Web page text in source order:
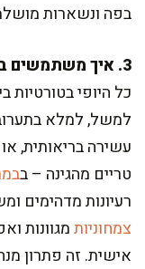
בפה ונשארות
3. איך משתמשים בטורטיה כמנה עיקרית לאירוח?
כל היופי
למשל, למלא
עשירה בריאותית,
טריים מהגינה – ב
רעיונות מדהימים
צמחוניותמגוונות
אישית. זה פתרון